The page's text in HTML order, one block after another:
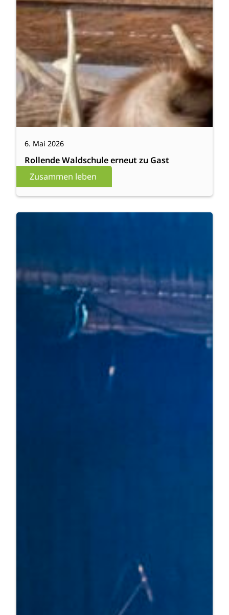
Zusammen leben
6. Mai 2026
Rollende Waldschule erneut zu Gast